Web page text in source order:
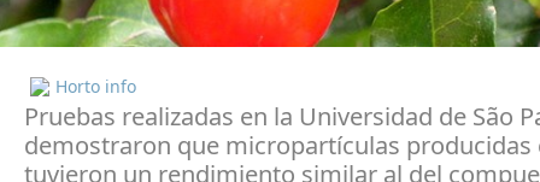
Horto info
Pruebas realizadas en la Universidad de São
demostraron que micropartículas producidas
tuvieron un rendimiento similar al del